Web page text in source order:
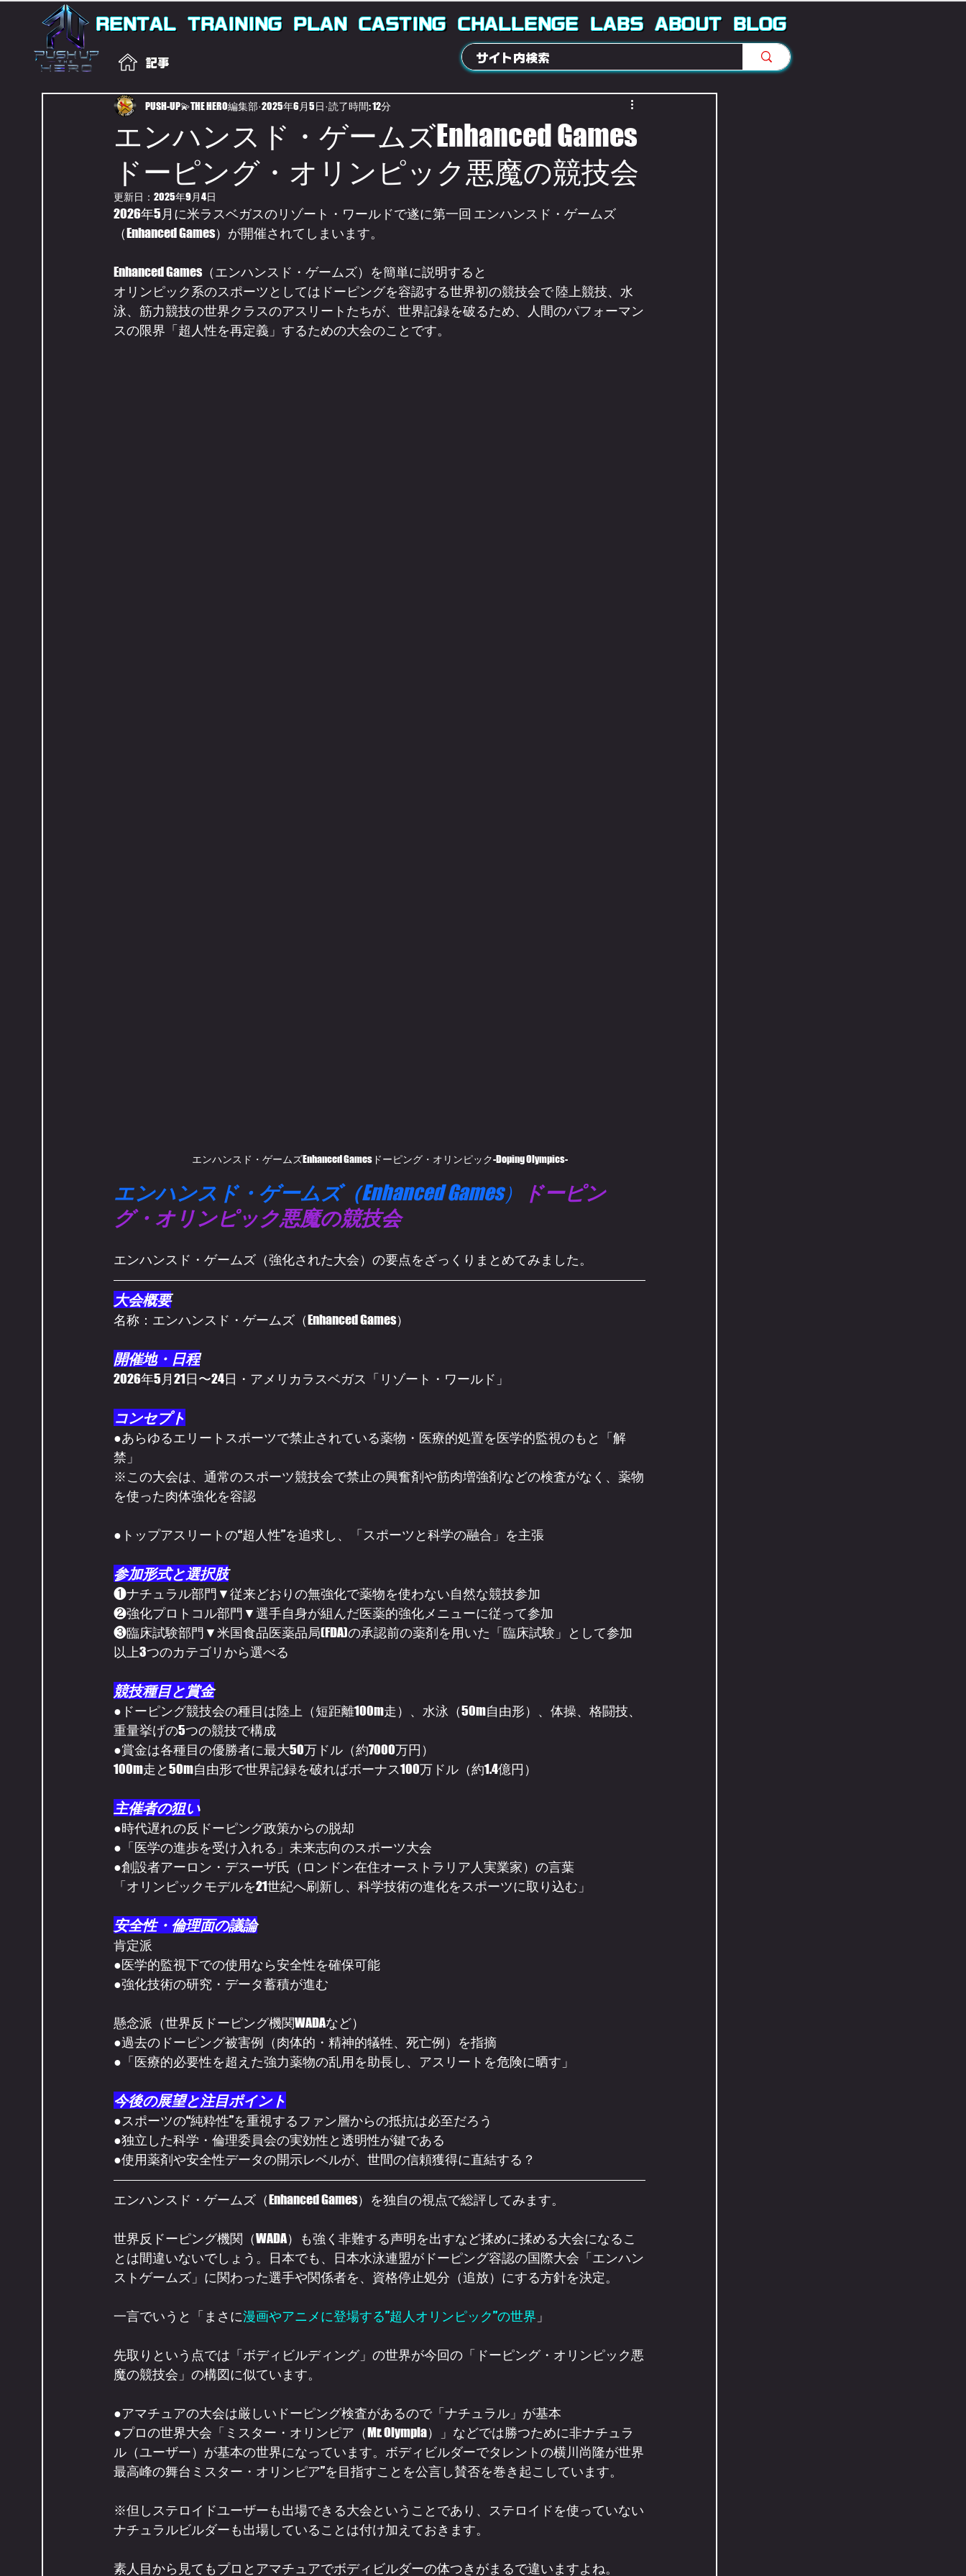
RENTAL TRAINING PLAN CASTING CHALLENGE LABS ABOUT BLOG
記事
エンハンスド・ゲームズEnhanced Games
ドーピング・オリンピック悪魔の競技会
PUSH-UP💫THE HERO編集部 2025年6月5日 読了時間: 12分
更新日： 2025年9月4日
2026年5月に米ラスベガスのリゾート・ワールドで遂に第一回 エンハンスド・ゲームズ
（Enhanced Games）が開催されてしまいます。
Enhanced Games（エンハンスド・ゲームズ）を簡単に説明すると
オリンピック系のスポーツとしてはドーピングを容認する世界初の競技会で 陸上競技、水
泳、筋力競技の世界クラスのアスリートたちが、世界記録を破るため、人間のパフォーマン
スの限界「超人性を再定義」するための大会のことです。
エンハンスド・ゲームズEnhanced Gamesドーピング・オリンピック-Doping Olympics-
エンハンスド・ゲームズ（Enhanced Games）
ドーピン
グ・オリンピック悪魔の競技会
エンハンスド・ゲームズ（強化された大会）の要点をざっくりまとめてみました。
大会概要
名称：エンハンスド・ゲームズ（Enhanced Games）
開催地・日程
2026年5月21日〜24日・アメリカラスベガス「リゾート・ワールド」
コンセプト
●あらゆるエリートスポーツで禁止されている薬物・医療的処置を医学的監視のもと「解
禁」
※この大会は、通常のスポーツ競技会で禁止の興奮剤や筋肉増強剤などの検査がなく、薬物
を使った肉体強化を容認
●トップアスリートの“超人性”を追求し、「スポーツと科学の融合」を主張
参加形式と選択肢
❶ナチュラル部門▼従来どおりの無強化で薬物を使わない自然な競技参加
❷強化プロトコル部門▼選手自身が組んだ医薬的強化メニューに従って参加
❸臨床試験部門▼米国食品医薬品局(FDA)の承認前の薬剤を用いた「臨床試験」として参加
以上3つのカテゴリから選べる
競技種目と賞金
●ドーピング競技会の種目は陸上（短距離100m走）、水泳（50m自由形）、体操、格闘技、
重量挙げの5つの競技で構成
●賞金は各種目の優勝者に最大50万ドル（約7000万円）
100m走と50m自由形で世界記録を破ればボーナス100万ドル（約1.4億円）
主催者の狙い
●時代遅れの反ドーピング政策からの脱却
●「医学の進歩を受け入れる」未来志向のスポーツ大会
●創設者アーロン・デスーザ氏（ロンドン在住オーストラリア人実業家）の言葉
「オリンピックモデルを21世紀へ刷新し、科学技術の進化をスポーツに取り込む」
安全性・倫理面の議論
肯定派
●医学的監視下での使用なら安全性を確保可能
●強化技術の研究・データ蓄積が進む
懸念派（世界反ドーピング機関WADAなど）
●過去のドーピング被害例（肉体的・精神的犠牲、死亡例）を指摘
●「医療的必要性を超えた強力薬物の乱用を助長し、アスリートを危険に晒す」
今後の展望と注目ポイント
●スポーツの“純粋性”を重視するファン層からの抵抗は必至だろう
●独立した科学・倫理委員会の実効性と透明性が鍵である
●使用薬剤や安全性データの開示レベルが、世間の信頼獲得に直結する？
エンハンスド・ゲームズ（Enhanced Games）を独自の視点で総評してみます。
世界反ドーピング機関（WADA）も強く非難する声明を出すなど揉めに揉める大会になるこ
とは間違いないでしょう。日本でも、日本水泳連盟がドーピング容認の国際大会「エンハン
ストゲームズ」に関わった選手や関係者を、資格停止処分（追放）にする方針を決定。
一言でいうと「まさに漫画やアニメに登場する”超人オリンピック”の世界 」
先取りという点では「ボディビルディング」の世界が今回の「ドーピング・オリンピック悪
魔の競技会」の構図に似ています。
●アマチュアの大会は厳しいドーピング検査があるので「ナチュラル」が基本
●プロの世界大会「ミスター・オリンピア（Mr. Olympia）」などでは勝つために非ナチュラ
ル（ユーザー）が基本の世界になっています。ボディビルダーでタレントの横川尚隆が世界
最高峰の舞台ミスター・オリンピア”を目指すことを公言し賛否を巻き起こしています。
※但しステロイドユーザーも出場できる大会ということであり、ステロイドを使っていない
ナチュラルビルダーも出場していることは付け加えておきます。
素人目から見てもプロとアマチュアでボディビルダーの体つきがまるで違いますよね。